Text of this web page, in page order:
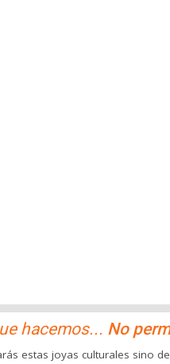
hacemos... No
estas joyas culturales sino